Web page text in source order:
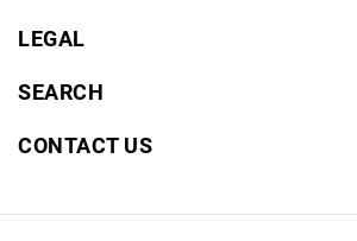
LEGAL
SEARCH
CONTACT US